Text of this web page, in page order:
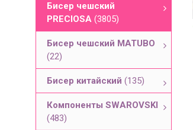
Бисер чешский
PRECIOSA (3805)
Бисер чешский MATUBO
(22)
Бисер китайский (135)
Компоненты SWAROVSKI
(483)